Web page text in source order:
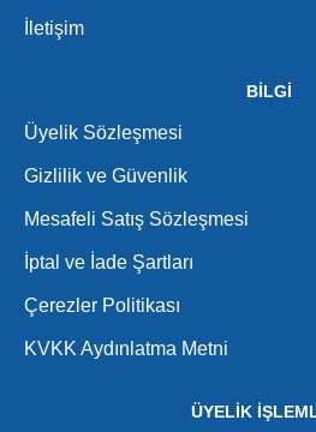
İletişim
BİLGİ
Üyelik Sözleşmesi
Gizlilik ve Güvenlik
Mesafeli Satış Sözleşmesi
İptal ve İade Şartları
Çerezler Politikası
KVKK Aydınlatma Metni
ÜYELİK